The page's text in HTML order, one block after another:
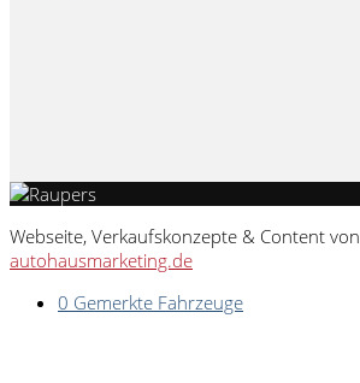
Webseite, Verkaufskonzepte & Content von
autohausmarketing.de
0 Gemerkte Fahrzeuge